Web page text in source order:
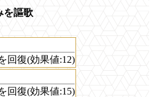
を謳歌
回復(効果値:12)
回復(効果値:15)